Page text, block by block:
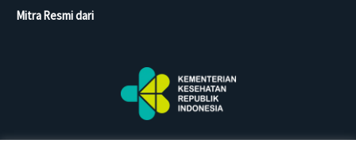
Mitra Resmi dari